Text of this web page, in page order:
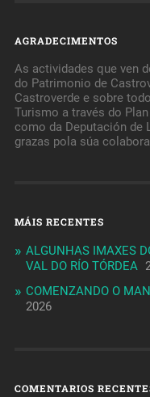
AGRADECIMENTOS
As actividades que ven
do Patrimonio de
Castroverde e sobre
Turismo a través do
como da Deputación de
grazas pola súa
MÁIS RECENTES
ALGUNHAS IMAXES
VAL DO RÍO TÓRDEA
COMENZANDO O
2026
COMENTARIOS